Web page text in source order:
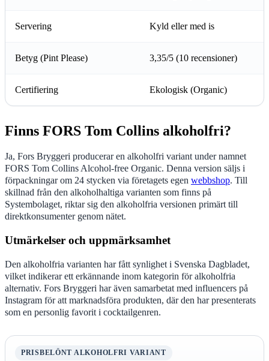
Servering Kyld eller med is
Betyg (Pint Please) 3,35/5 (10 recensioner)
Certifiering Ekologisk (Organic)
Finns FORS Tom Collins alkoholfri?
Ja, Fors Bryggeri producerar en alkoholfri variant under namnet
FORS Tom Collins Alcohol-free Organic. Denna version säljs i
förpackningar om 24 stycken via företagets egen webbshop. Till
skillnad från den alkoholhaltiga varianten som finns på
Systembolaget, riktar sig den alkoholfria versionen primärt till
direktkonsumenter genom nätet.
Utmärkelser och uppmärksamhet
Den alkoholfria varianten har fått synlighet i Svenska Dagbladet,
vilket indikerar ett erkännande inom kategorin för alkoholfria
alternativ. Fors Bryggeri har även samarbetat med influencers på
Instagram för att marknadsföra produkten, där den har presenterats
som en personlig favorit i cocktailgenren.
PRISBELÖNT ALKOHOLFRI VARIANT